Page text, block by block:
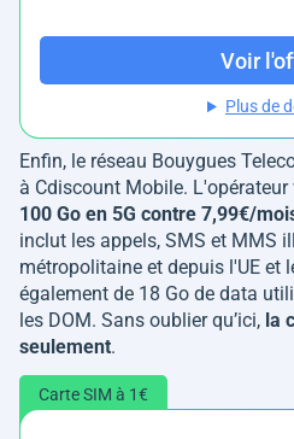
Voir
Plus de
Enfin, le réseau Bouygues
à Cdiscount Mobile.
100 Go en 5G contre 7,99€/
inclut les appels, SMS et MMS
métropolitaine et depuis l'UE et
également de 18 Go de data
les DOM. Sans oublier qu’ici, la
seulement.
Carte SIM à 1€